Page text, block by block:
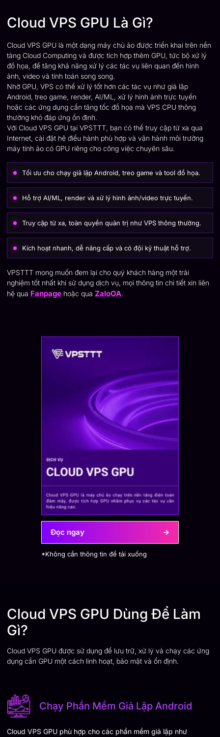
Cloud VPS GPU Là Gì?
Cloud VPS GPU là một dạng máy chủ ảo được triển khai trên nền
tảng Cloud Computing và được tích hợp thêm GPU, tức bộ xử lý
đồ họa, để tăng khả năng xử lý các tác vụ liên quan đến hình
ảnh, video và tính toán song song.
Nhờ GPU, VPS có thể xử lý tốt hơn các tác vụ như giả lập
Android, treo game, render, AI/ML, xử lý hình ảnh trực tuyến
hoặc các ứng dụng cần tăng tốc đồ họa mà VPS CPU thông
thường khó đáp ứng ổn định.
Với Cloud VPS GPU tại VPSTTT, bạn có thể truy cập từ xa qua
Internet, cài đặt hệ điều hành phù hợp và vận hành môi trường
máy tính ảo có GPU riêng cho công việc chuyên sâu.
Tối ưu cho chạy giả lập Android, treo game và tool đồ họa.
Hỗ trợ AI/ML, render và xử lý hình ảnh/video trực tuyến.
Truy cập từ xa, toàn quyền quản trị như VPS thông thường.
Kích hoạt nhanh, dễ nâng cấp và có đội kỹ thuật hỗ trợ.
VPSTTT mong muốn đem lại cho quý khách hàng một trải
nghiệm tốt nhất khi sử dụng dịch vụ, mọi thông tin chi tiết xin liên
hệ qua Fanpage hoặc qua ZaloOA.
Đọc ngay →
*Không cần thông tin để tải xuống
Cloud VPS GPU Dùng Để Làm
Gì?
Cloud VPS GPU được sử dụng để lưu trữ, xử lý và chạy các ứng
dụng cần GPU một cách linh hoạt, bảo mật và ổn định.
Chạy Phần Mềm Giả Lập Android
Cloud VPS GPU phù hợp cho các phần mềm giả lập như